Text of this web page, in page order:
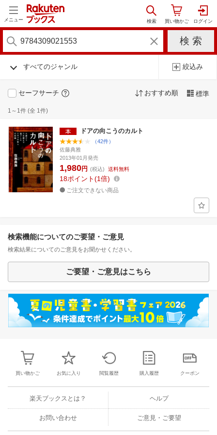
メニュー
すべてのジャンル 絞込み
セーフサーチ おすすめ順 標準
1～1件 (全 1件)
ドアの向こうのカルト
（42件）
佐藤典雅
2013年01月発売
1,980円 (税込) 送料無料
18ポイント 1倍
ご注文できない商品
検索機能についてのご要望・ご意見
検索結果についてのご意見をお聞かせください。
ご要望・ご意見はこちら
買い物かご お気に入り 閲覧履歴 購入履歴 クーポン
楽天ブックスとは？ ヘルプ
お問い合わせ ご意見・ご要望